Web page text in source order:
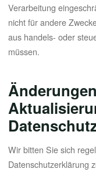
Verarbeitung
nicht für andere
aus handels- oder
müssen.
Wir bitten Sie sich
Datenschutzerklärung